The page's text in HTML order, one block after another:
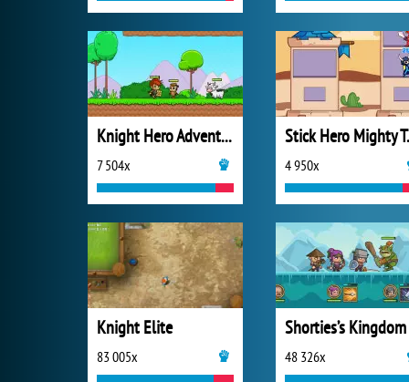
Knight Hero Adventure Idle RPG
7 504x 4 950x
Knight Elite
83 005x
Shorties’s
48 326x